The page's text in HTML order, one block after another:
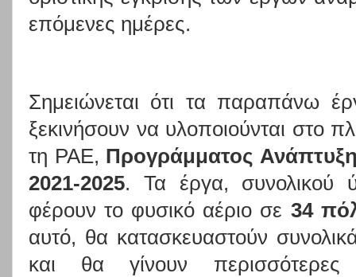
επόμενες ημέρες.
Σημειώνεται ότι τα παραπάνω
ξεκινήσουν να υλοποιούνται στο
τη ΡΑΕ, Προγράμματος
2021-2025. Τα έργα,
φέρουν το φυσικό αέριο σε 34
αυτό, θα κατασκευαστούν
και θα γίνουν